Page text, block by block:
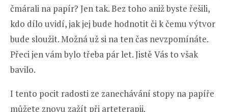
čmárali na papír? Jen tak. Bez toho aniž byste řešili,
kdo dílo uvidí, jak jej bude hodnotit či k čemu výtvor
bude sloužit. Možná už si na ten čas nevzpomínáte.
Přeci jen vám bylo třeba pár let. Jistě Vás to však
bavilo.
I tento pocit radosti ze zanechávání stopy na papíře
můžete znovu zažít při arteterapii.